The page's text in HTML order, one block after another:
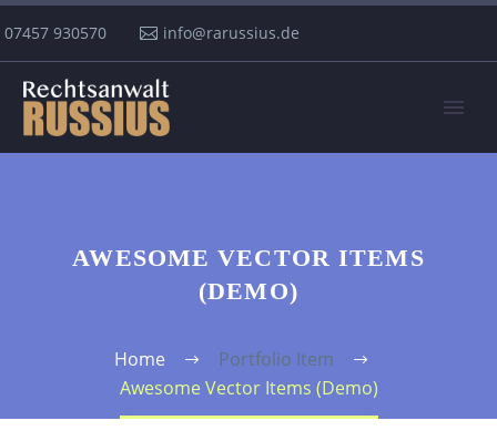
07457 930570 info@rarussius.de
AWESOME VECTOR ITEMS
(DEMO)
Home
Portfolio Item
Awesome Vector Items (Demo)